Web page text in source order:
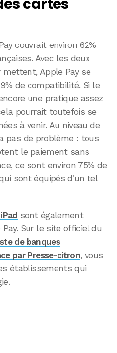
couvrait environ 62%
Avec les deux
mettent, Apple Pay se
de compatibilité. Si le
une pratique assez
pourrait toutefois se
à venir. Au niveau de
pas de problème : tous
le paiement sans
ce sont environ 75% de
sont équipés d’un tel
iPad sont également
Sur le site officiel du
de banques
par Presse-citron, vous
établissements qui